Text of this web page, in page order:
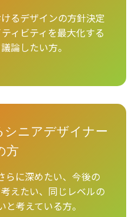
るデザインの方針決定
ィビティを最大化する
論したい方。
シニアデザイナー
方
らに深めたい、今後の
えたい、同じレベルの
考えている方。